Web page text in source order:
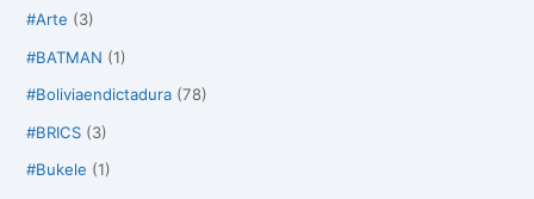
#Arte (3)
#BATMAN (1)
#Boliviaendictadura (78)
#BRICS (3)
#Bukele (1)